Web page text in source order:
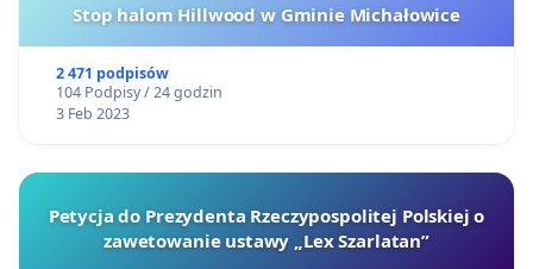
Stop halom Hillwood w Gminie Michałowice
2 471 podpisów
104 Podpisy / 24 godzin
3 Feb 2023
Petycja do Prezydenta Rzeczypospolitej Polskiej o
zawetowanie ustawy „Lex Szarlatan”